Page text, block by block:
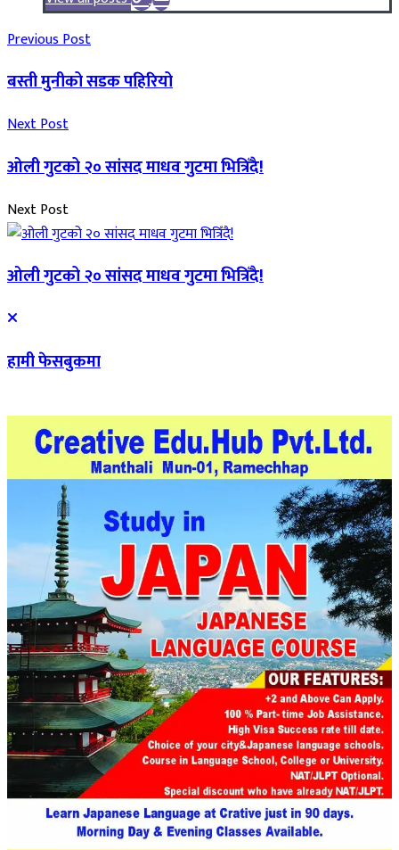
Previous Post
बस्ती मुनीको सडक पहिरियो
Next Post
ओली गुटको २० सांसद माधव गुटमा भित्रिँदै!
Next Post
ओली गुटको २० सांसद माधव गुटमा भित्रिँदै!
हामी फेसबुकमा